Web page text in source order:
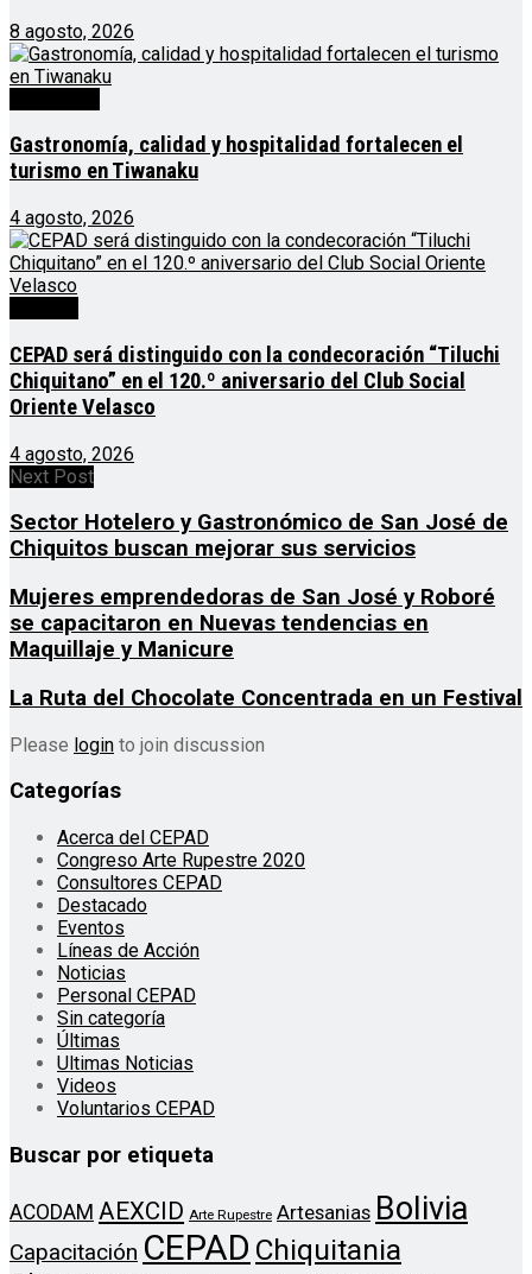
8 agosto, 2026
Gastronomía, calidad y hospitalidad fortalecen el
turismo en Tiwanaku
4 agosto, 2026
CEPAD será distinguido con la condecoración “Tiluchi
Chiquitano” en el 120.º aniversario del Club Social
Oriente Velasco
4 agosto, 2026
Next Post
Sector Hotelero y Gastronómico de San José de
Chiquitos buscan mejorar sus servicios
Mujeres emprendedoras de San José y Roboré
se capacitaron en Nuevas tendencias en
Maquillaje y Manicure
La Ruta del Chocolate Concentrada en un Festival
Please login to join discussion
Categorías
Acerca del CEPAD
Congreso Arte Rupestre 2020
Consultores CEPAD
Destacado
Eventos
Líneas de Acción
Noticias
Personal CEPAD
Sin categoría
Últimas
Ultimas Noticias
Videos
Voluntarios CEPAD
Buscar por etiqueta
ACODAM AEXCID Arte Rupestre Artesanias Bolivia
Capacitación CEPAD Chiquitania